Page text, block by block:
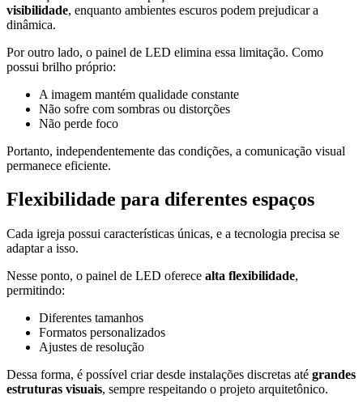
visibilidade, enquanto ambientes escuros podem prejudicar a
dinâmica.
Por outro lado, o painel de LED elimina essa limitação. Como
possui brilho próprio:
A imagem mantém qualidade constante
Não sofre com sombras ou distorções
Não perde foco
Portanto, independentemente das condições, a comunicação visual
permanece eficiente.
Flexibilidade para diferentes espaços
Cada igreja possui características únicas, e a tecnologia precisa se
adaptar a isso.
Nesse ponto, o painel de LED oferece alta flexibilidade,
permitindo:
Diferentes tamanhos
Formatos personalizados
Ajustes de resolução
Dessa forma, é possível criar desde instalações discretas até grandes
estruturas visuais, sempre respeitando o projeto arquitetônico.